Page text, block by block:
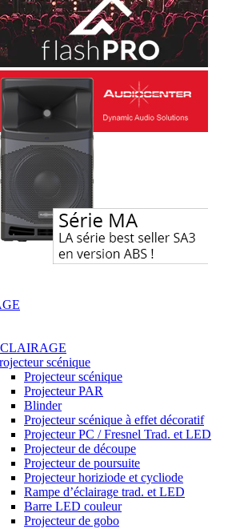
scénique
Projecteur scénique
Projecteur PAR
Blinder
Projecteur scénique à effet décoratif
Projecteur PC / Fresnel Trad. et LED
Projecteur de découpe
Projecteur de poursuite
Projecteur horiziode et cycliode
Rampe d’éclairage trad. et LED
Barre LED couleur
Projecteur de gobo